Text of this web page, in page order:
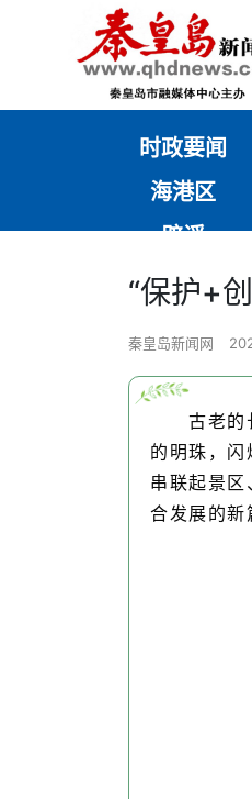
时政要闻
海港区
辟谣
“保护+
秦皇岛新闻网
古老的
的明珠，
串联起景
合发展的新